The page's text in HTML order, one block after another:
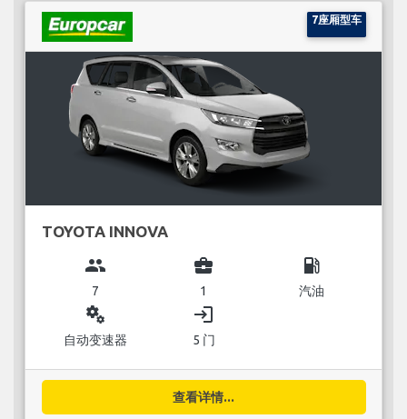
7座厢型车
TOYOTA INNOVA
group
7
business_center
1
local_gas_station
汽油
miscellaneous_services
自动变速器
login
5 门
查看详情...